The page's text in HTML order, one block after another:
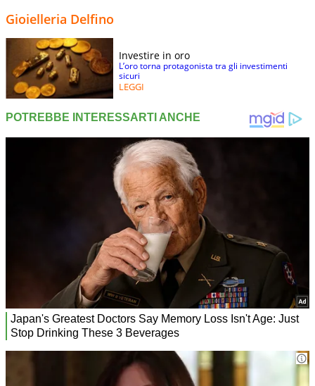
Gioielleria Delfino
Investire in oro
L’oro torna protagonista tra gli investimenti
sicuri
LEGGI